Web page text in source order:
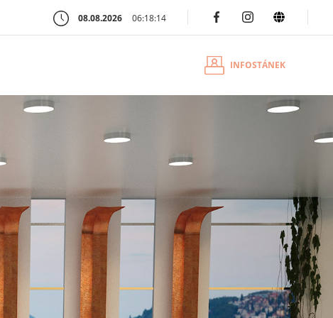
08.08.2026 06:18:15
INFOSTÁNEK